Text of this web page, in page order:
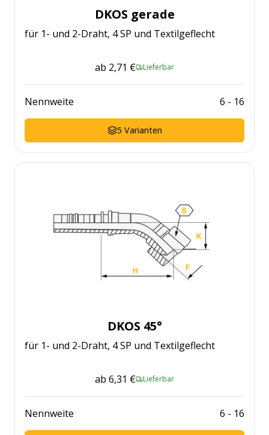
DKOS gerade
für 1- und 2-Draht, 4 SP und Textilgeflecht
ab 2,71 € Lieferbar
Nennweite 6 - 16
5 Varianten
DKOS 45°
für 1- und 2-Draht, 4 SP und Textilgeflecht
ab 6,31 € Lieferbar
Nennweite 6 - 16